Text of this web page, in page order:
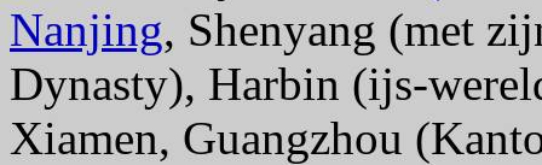
Nanjing, Shenyang (met
Dynasty), Harbin (ijs-
Xiamen, Guangzhou